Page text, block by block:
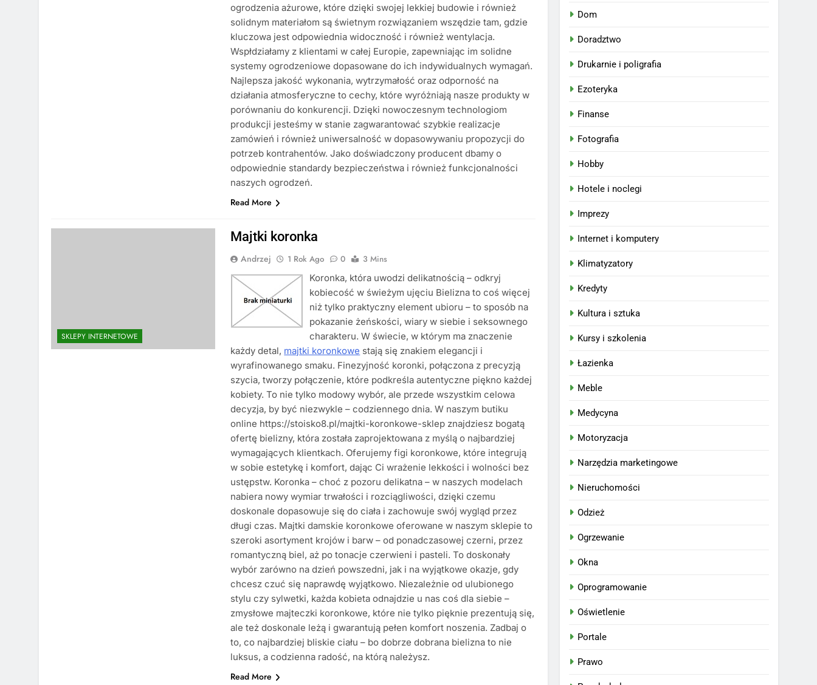
ogrodzenia ażurowe, które dzięki swojej lekkiej budowie i również
solidnym materiałom są świetnym rozwiązaniem wszędzie tam, gdzie
kluczowa jest odpowiednia widoczność i również wentylacja.
Wspłdziałamy z klientami w całej Europie, zapewniając im solidne
systemy ogrodzeniowe dopasowane do ich indywidualnych wymagań.
Najlepsza jakość wykonania, wytrzymałość oraz odporność na
działania atmosferyczne to cechy, które wyróżniają nasze produkty w
porównaniu do konkurencji. Dzięki nowoczesnym technologiom
produkcji jesteśmy w stanie zagwarantować szybkie realizacje
zamówień i również uniwersalność w dopasowywaniu propozycji do
potrzeb kontrahentów. Jako doświadczony producent dbamy o
odpowiednie standardy bezpieczeństwa i również funkcjonalności
naszych ogrodzeń.
Read More
SKLEPY INTERNETOWE
Majtki koronka
Andrzej 1 Rok Ago 0
3 Mins
Koronka, która uwodzi delikatnością – odkryj
kobiecość w świeżym ujęciu Bielizna to coś więcej
niż tylko praktyczny element ubioru – to sposób na
pokazanie żeńskości, wiary w siebie i seksownego
charakteru. W świecie, w którym ma znaczenie
każdy detal, majtki koronkowe stają się znakiem elegancji i
wyrafinowanego smaku. Finezyjność koronki, połączona z precyzją
szycia, tworzy połączenie, które podkreśla autentyczne piękno każdej
kobiety. To nie tylko modowy wybór, ale przede wszystkim celowa
decyzja, by być niezwykle – codziennego dnia. W naszym butiku
online https://stoisko8.pl/majtki-koronkowe-sklep znajdziesz bogatą
ofertę bielizny, która została zaprojektowana z myślą o najbardziej
wymagających klientkach. Oferujemy figi koronkowe, które integrują
w sobie estetykę i komfort, dając Ci wrażenie lekkości i wolności bez
ustępstw. Koronka – choć z pozoru delikatna – w naszych modelach
nabiera nowy wymiar trwałości i rozciągliwości, dzięki czemu
doskonale dopasowuje się do ciała i zachowuje swój wygląd przez
długi czas. Majtki damskie koronkowe oferowane w naszym sklepie to
szeroki asortyment krojów i barw – od ponadczasowej czerni, przez
romantyczną biel, aż po tonacje czerwieni i pasteli. To doskonały
wybór zarówno na dzień powszedni, jak i na wyjątkowe okazje, gdy
chcesz czuć się naprawdę wyjątkowo. Niezależnie od ulubionego
stylu czy sylwetki, każda kobieta odnajdzie u nas coś dla siebie –
zmysłowe majteczki koronkowe, które nie tylko pięknie prezentują się,
ale też doskonale leżą i gwarantują pełen komfort noszenia. Zadbaj o
to, co najbardziej bliskie ciału – bo dobrze dobrana bielizna to nie
luksus, a codzienna radość, na którą należysz.
Read More
Dom
Doradztwo
Drukarnie i poligrafia
Ezoteryka
Finanse
Fotografia
Hobby
Hotele i noclegi
Imprezy
Internet i komputery
Klimatyzatory
Kredyty
Kultura i sztuka
Kursy i szkolenia
Łazienka
Meble
Medycyna
Motoryzacja
Narzędzia marketingowe
Nieruchomości
Odzież
Ogrzewanie
Okna
Oprogramowanie
Oświetlenie
Portale
Prawo